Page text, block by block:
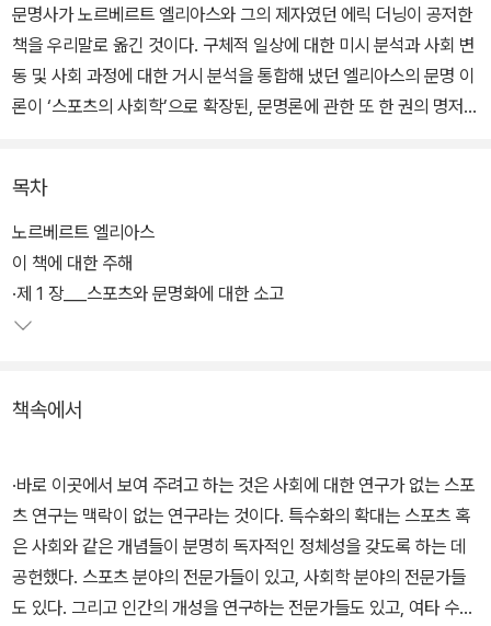
문명사가 노르베르트 엘리아스와 그의 제자였던 에릭 더닝이 공저한
책을 우리말로 옮긴 것이다. 구체적 일상에 대한 미시 분석과 사회 변
동 및 사회 과정에 대한 거시 분석을 통합해 냈던 엘리아스의 문명 이
론이 ‘스포츠의 사회학’으로 확장된, 문명론에 관한 또 한 권의 명저
나아가 축구 훌리거니즘까지 스포츠와 인간 문명과의 관계가 엘리아
스의 사회학적 맥락 안에서 재해석 된다.
목차
노르베르트 엘리아스
이 책에 대한 주해
·제 1 장___스포츠와 문명화에 대한 소고
책속에서
·바로 이곳에서 보여 주려고 하는 것은 사회에 대한 연구가 없는 스포
츠 연구는 맥락이 없는 연구라는 것이다. 특수화의 확대는 스포츠 혹
은 사회와 같은 개념들이 분명히 독자적인 정체성을 갖도록 하는 데
공헌했다. 스포츠 분야의 전문가들이 있고, 사회학 분야의 전문가들
도 있다. 그리고 인간의 개성을 연구하는 전문가들도 있고, 여타 수많